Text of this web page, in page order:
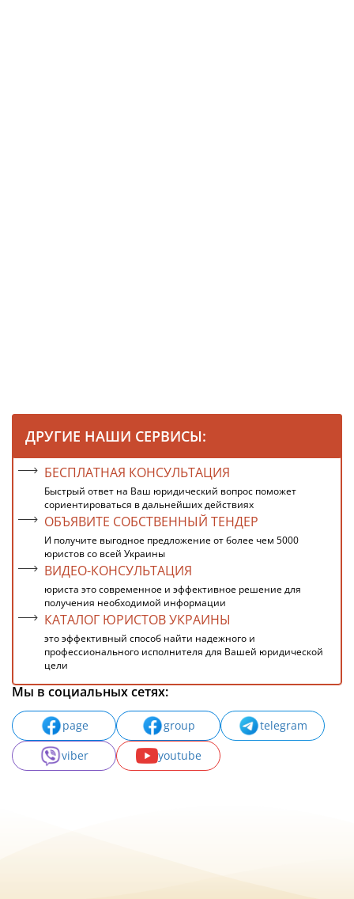
ДРУГИЕ НАШИ СЕРВИСЫ:
БЕСПЛАТНАЯ КОНСУЛЬТАЦИЯ
Быстрый ответ на Ваш юридический вопрос поможет
сориентироваться в дальнейших действиях
ОБЪЯВИТЕ СОБСТВЕННЫЙ ТЕНДЕР
И получите выгодное предложение от более чем 5000
юристов со всей Украины
ВИДЕО-КОНСУЛЬТАЦИЯ
юриста это современное и эффективное решение для
получения необходимой информации
КАТАЛОГ ЮРИСТОВ УКРАИНЫ
это эффективный способ найти надежного и
профессионального исполнителя для Вашей юридической
цели
Мы в социальных сетях:
page group
telegram
viber
youtube